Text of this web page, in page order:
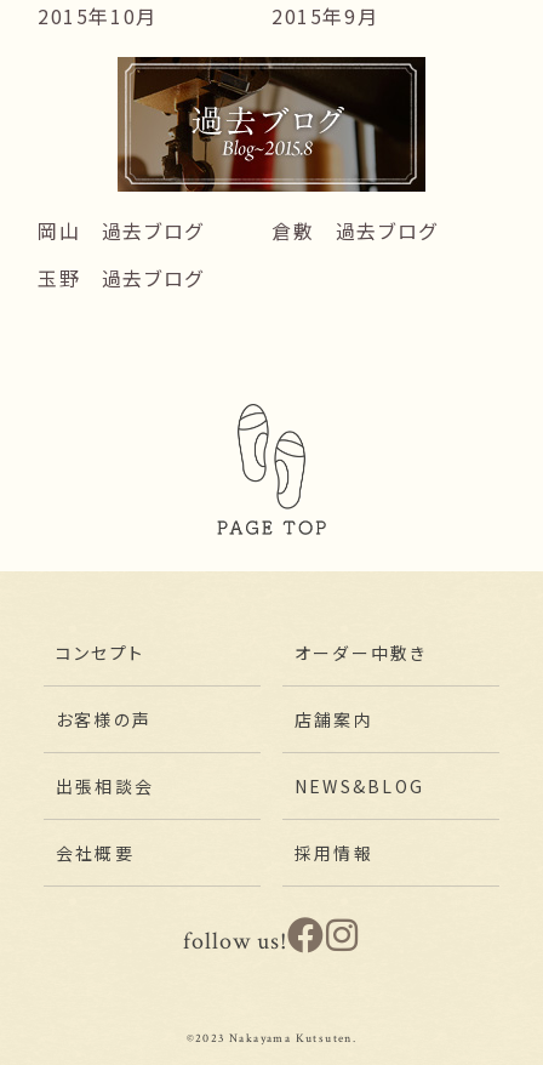
2015年10月
2015年9月
岡山 過去ブログ
倉敷 過去ブログ
玉野 過去ブログ
コンセプト オーダー中敷き
お客様の声 店舗案内
出張相談会 NEWS&BLOG
会社概要 採用情報
follow us!
©2023 Nakayama Kutsuten.